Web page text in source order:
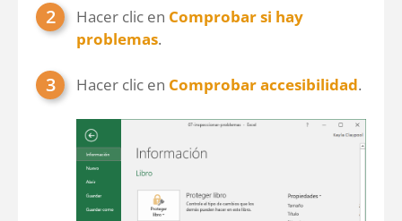
Hacer clic en Comprobar si hay
problemas.
Hacer clic en Comprobar accesibilidad.